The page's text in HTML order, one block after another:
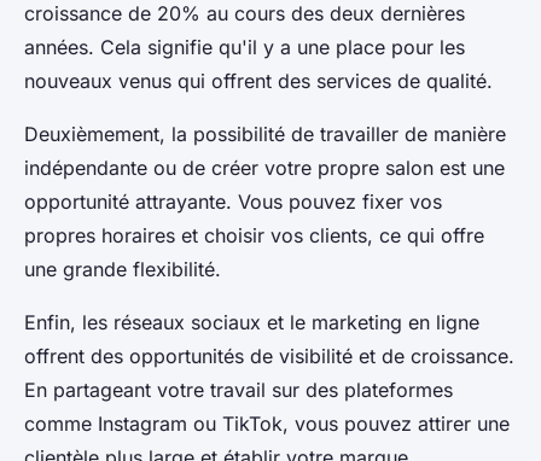
croissance de 20% au cours des deux dernières
années. Cela signifie qu'il y a une place pour les
nouveaux venus qui offrent des services de qualité.
Deuxièmement, la possibilité de travailler de manière
indépendante ou de créer votre propre salon est une
opportunité attrayante. Vous pouvez fixer vos
propres horaires et choisir vos clients, ce qui offre
une grande flexibilité.
Enfin, les réseaux sociaux et le marketing en ligne
offrent des opportunités de visibilité et de croissance.
En partageant votre travail sur des plateformes
comme Instagram ou TikTok, vous pouvez attirer une